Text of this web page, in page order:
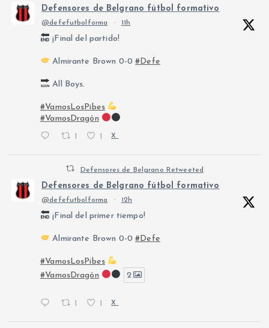
Defensores de Belgrano fútbol formativo
@defefutbolforma · 11h
¡Final del partido!
Almirante Brown 0-0#Defe
All Boys.
#VamosLosPibes
#VamosDragón
1 1 X
Defensores de Belgrano Retweeted
Defensores de Belgrano fútbol formativo
@defefutbolforma · 12h
¡Final del primer tiempo!
Almirante Brown 0-0#Defe
#VamosLosPibes
#VamosDragón
2
X